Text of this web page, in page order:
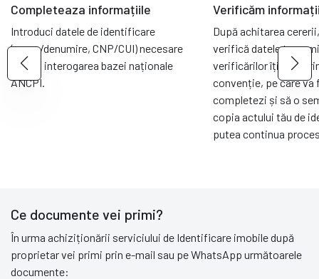
Completeaza informațiile
Introduci datele de identificare
(nume/denumire, CNP/CUI) necesare
pentru interogarea bazei naționale
ANCPI.
Verificăm
După achitarea
verifică datele
verificărilor îți vom
convenție, pe care va
completezi și să o
copia actului tău de
putea continua
Ce documente vei primi?
În urma achiziționării serviciului de Identificare imobile după
proprietar vei primi prin e-mail sau pe WhatsApp următoarele
documente: